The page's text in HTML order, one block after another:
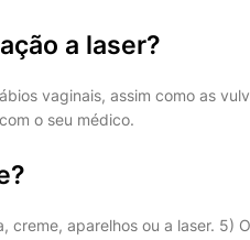
a laser?
vaginais, assim como as
o seu médico.
creme, aparelhos ou a laser. 5)